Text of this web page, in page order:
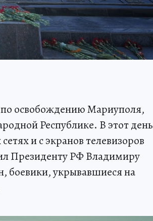
освобождению Мариуполя,
Республике. В этот день
и с экранов телевизоров
Президенту РФ Владимиру
боевики, укрывавшиеся на